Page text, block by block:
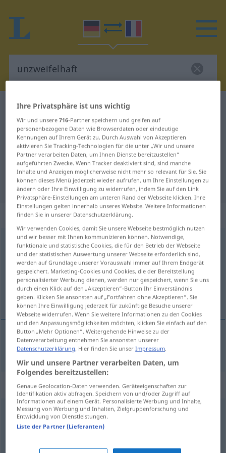
Deutsch-Französisch Wörterbuch
Deutsch-Französisch Übersetzung
für "unzweifelhaft"
"unzweifelhaft" Französisch
Übersetzung
„unzweifelhaft“: Adjektiv
unzweifelhaftadj
Übersicht aller Übersetzungen
(Für mehr Details die Übersetzung anklicken/antippen)
indubitable
indubitable unzweifelhaft
Synonyme für "unzweifelhaft"
klar,unzweideutig,unmissverständlich
Ihre Privatsphäre ist uns wichtig
Wir und unsere716-Partner speichern und greifen auf
personenbezogene Daten wie Browserdaten oder eindeutige
Kennungen auf Ihrem Gerät zu. Durch Auswahl von Akzeptieren
aktivieren Sie Tracking-Technologien für die unter „Wir und unsere
Partner verarbeiten Daten, um Ihnen Dienste bereitzustellen“
aufgeführten Zwecke. Wenn Tracker deaktiviert sind, sind manche
Inhalte und Anzeigen möglicherweise nicht mehr so relevant für Sie. Sie
können dieses Menü jederzeit wieder aufrufen, um Ihre Einstellungen zu
ändern oder Ihre Einwilligung zu widerrufen, indem Sie auf den Link
Privatsphäre-Einstellungen am unteren Rand der Webseite klicken. Ihre
Einstellungen gelten innerhalb unseres Website. Weitere Informationen
finden Sie in unserer Datenschutzerklärung.
Wir verwenden Cookies, damit Sie unsere Webseite bestmöglich nutzen
und wir besser mit Ihnen kommunizieren können. Notwendige,
funktionale und statistische Cookies, die für den Betrieb der Webseite
und der statistischen Auswertung unserer Webseite erforderlich sind,
werden auf Grundlage unserer Vorauswahl immer auf Ihrem Endgerät
gespeichert. Marketing-Cookies und Cookies, die der Bereitstellung
personalisierter Werbung dienen, werden nur gespeichert, wenn Sie uns
durch einen Klick auf den „Akzeptieren“-Button Ihr Einverständnis
geben. Klicken Sie ansonsten auf „Fortfahren ohne Akzeptieren“. Sie
können Ihre Einwilligung jederzeit für zukünftige Besuche unserer
Webseite widerrufen. Wenn Sie weitere Informationen zu den Cookies
und den Anpassungsmöglichkeiten möchten, klicken Sie einfach auf den
Button „Mehr Optionen“. Weitergehende Hinweise zu der
Datenverarbeitung entnehmen Sie ansonsten unserer
Datenschutzerklärung. Hier finden Sie unserImpressum.
Wir und unsere Partner verarbeiten Daten, um
Folgendes bereitzustellen:
Genaue Geolocation-Daten verwenden. Geräteeigenschaften zur
Identifikation aktiv abfragen. Speichern von und/oder Zugriff auf
Informationen auf einem Gerät. Personalisierte Werbung und Inhalte,
Messung von Werbung und Inhalten, Zielgruppenforschung und
Entwicklung von Dienstleistungen.
Liste der Partner (Lieferanten)